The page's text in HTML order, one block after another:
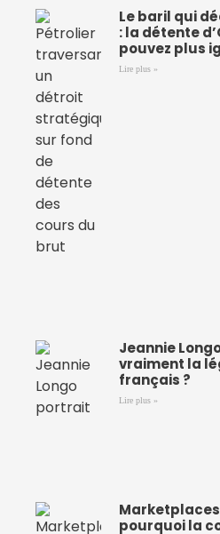
Le baril qui
: la détente
pouvez plus
Lire plus »
Jeannie
vraiment la
français ?
Lire plus »
Marketplaces
pourquoi la